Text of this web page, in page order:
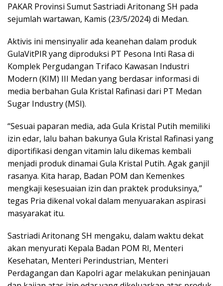
PAKAR Provinsi Sumut Sastriadi Aritonang SH pada
sejumlah wartawan, Kamis (23/5/2024) di Medan.
Aktivis ini mensinyalir ada keanehan dalam produk
GulaVitPIR yang diproduksi PT Pesona Inti Rasa di
Komplek Pergudangan Trifaco Kawasan Industri
Modern (KIM) III Medan yang berdasar informasi di
media berbahan Gula Kristal Rafinasi dari PT Medan
Sugar Industry (MSI).
“Sesuai paparan media, ada Gula Kristal Putih memiliki
izin edar, lalu bahan bakunya Gula Kristal Rafinasi yang
diportifikasi dengan vitamin lalu dikemas kembali
menjadi produk dinamai Gula Kristal Putih. Agak ganjil
rasanya. Kita harap, Badan POM dan Kemenkes
mengkaji kesesuaian izin dan praktek produksinya,”
tegas Pria dikenal vokal dalam menyuarakan aspirasi
masyarakat itu.
Sastriadi Aritonang SH mengaku, dalam waktu dekat
akan menyurati Kepala Badan POM RI, Menteri
Kesehatan, Menteri Perindustrian, Menteri
Perdagangan dan Kapolri agar melakukan peninjauan